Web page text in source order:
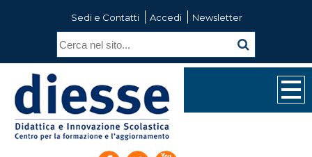
Sedi e Contatti Accedi Newsletter